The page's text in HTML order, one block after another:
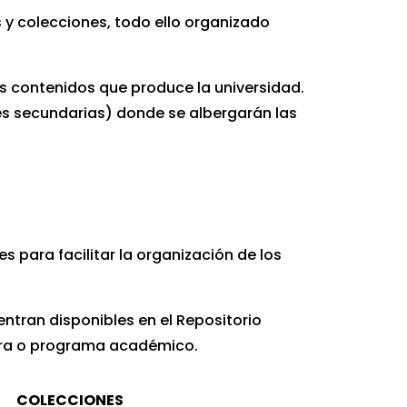
generar mayor visibilidad y
en el Repositorio Institucional
el servicio de consulta para los
de autor, copyright.
de Ciencia, Tecnología e Innovación
uso de los documentos depositados y
a largo plazo, sin alterar el contenido.
modificar el proceso de trabajo.
colecciones, todo ello organizado
que produce la universidad.
secundarias) donde se albergarán las
para facilitar la organización de los
disponibles en el Repositorio
o programa académico.
COLECCIONES